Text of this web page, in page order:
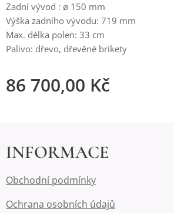
Zadní vývod : ø 150 mm
Výška zadního vývodu: 719 mm
Max. délka polen: 33 cm
Palivo: dřevo, dřevěné brikety
86 700,00 Kč
INFORMACE
Obchodní podmínky
Ochrana osobních údajů